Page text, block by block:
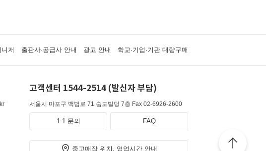
저 출판사·공급사 안내 광고 안내 학교·기업·기관 대량구매
고객센터 1544-2514 (발신자 부담)
서울시 마포구 백범로 71 숨도빌딩 7층 Fax 02-6926-2600
1:1 문의 FAQ
중고매장 위치, 영업시간 안내